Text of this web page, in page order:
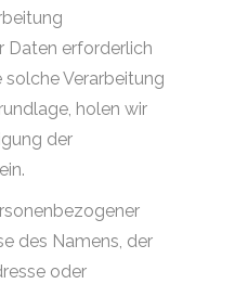
Daten erforderlich
Verarbeitung
holen wir
der
des Namens, der
oder